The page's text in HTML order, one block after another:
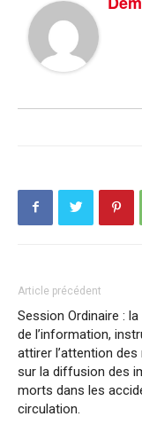
Article précédent
Session Ordinaire :
de l’information,
attirer l’attention des
sur la diffusion des
morts dans les
circulation.